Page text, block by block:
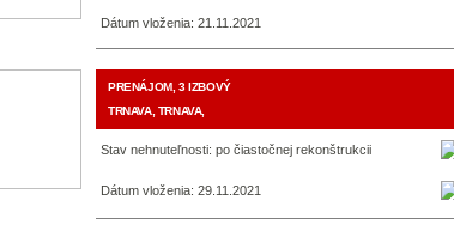
Dátum vloženia: 21.11.2021
PRENÁJOM, 3 IZBOVÝ
TRNAVA, TRNAVA,
Stav nehnuteľnosti: po čiastočnej rekonštrukcii
Dátum vloženia: 29.11.2021